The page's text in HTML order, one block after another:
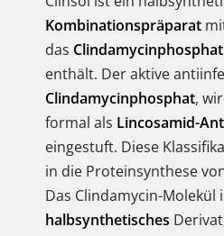
Kombinationspräparat
das Clindamycinphosphat
enthält. Der aktive
Clindamycinphosphat,
formal als Lincosamid-
eingestuft. Diese
in die Proteinsynthese
Das Clindamycin-Molekül
halbsynthetisches